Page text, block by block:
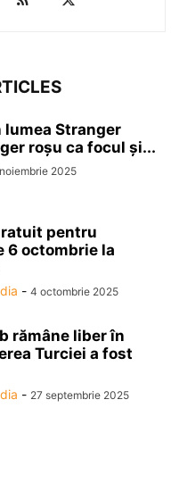
lumea Stranger
roșu ca focul și...
2025
pentru
6 octombrie la
- 4 octombrie 2025
rămâne liber în
Turciei a fost
- 27 septembrie 2025